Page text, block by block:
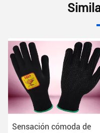
Sensación cómoda de